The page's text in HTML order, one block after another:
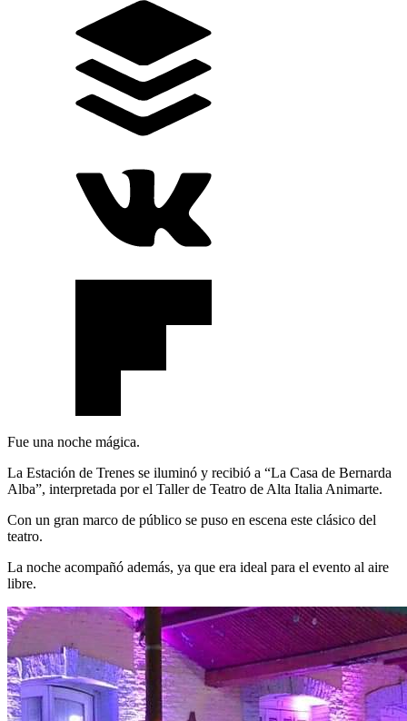
Fue una noche mágica.
La Estación de Trenes se iluminó y recibió a “La Casa de Bernarda
Alba”, interpretada por el Taller de Teatro de Alta Italia Animarte.
Con un gran marco de público se puso en escena este clásico del
teatro.
La noche acompañó además, ya que era ideal para el evento al aire
libre.